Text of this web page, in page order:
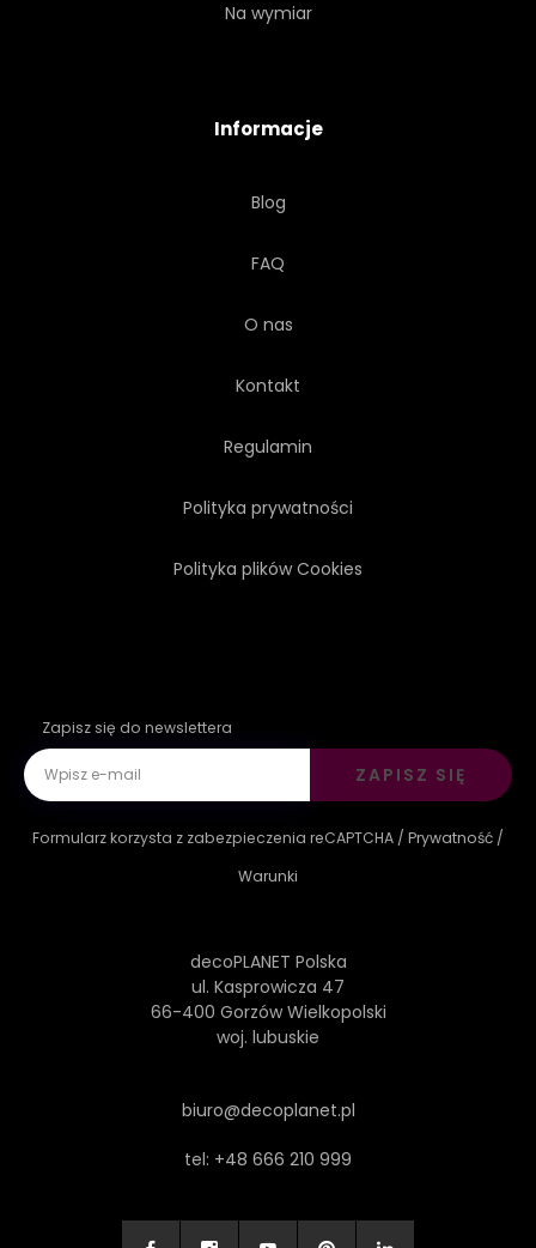
Na wymiar
Informacje
Blog
FAQ
O nas
Kontakt
Regulamin
Polityka prywatności
Polityka plików Cookies
Zapisz się do newslettera
ZAPISZ SIĘ
Formularz korzysta z zabezpieczenia reCAPTCHA / Prywatność /
Warunki
decoPLANET Polska
ul. Kasprowicza 47
66-400 Gorzów Wielkopolski
woj. lubuskie
biuro@decoplanet.pl
tel: +48 666 210 999